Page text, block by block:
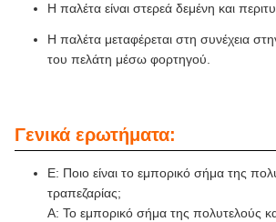
Η παλέτα είναι στερεά δεμένη και
Η παλέτα μεταφέρεται στη συνέχεια
του πελάτη μέσω φορτηγού.
Γενικά ερωτήματα:
Ε: Ποιο είναι το εμπορικό σήμα της
τραπεζαρίας;
Α: Το εμπορικό σήμα της πολυτελούς